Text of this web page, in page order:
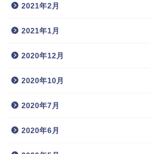
2021年2月
2021年1月
2020年12月
2020年10月
2020年7月
2020年6月